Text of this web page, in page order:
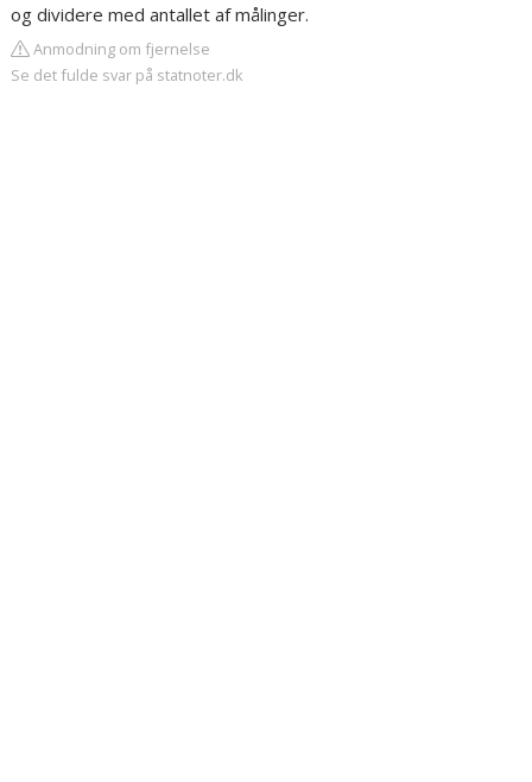
og dividere med antallet af målinger.
Anmodning om fjernelse
Se det fulde svar på statnoter.dk